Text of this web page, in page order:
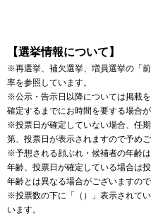
【選挙情報について】
※再選挙、補欠選挙、増員選挙の「
率を参照しています。
※公示・告示日以降については掲載
確定するまでにお時間を要する場合
※投票日が確定していない場合、任
第、投票日が表示されますので予めご
※予想される顔ぶれ・候補者の年齢
年齢、投票日が確定している場合は
年齢とは異なる場合がございますの
※投票数の下に「（）」表示されて
います。